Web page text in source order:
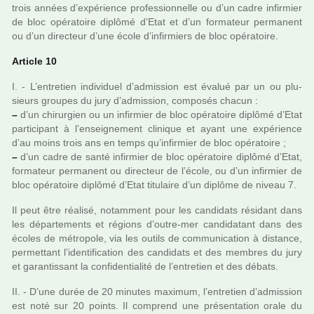
trois années d’expé­rience pro­fes­sion­nelle ou d’un cadre infir­mier
de bloc opé­ra­toire diplômé d’Etat et d’un for­ma­teur per­ma­nent
ou d’un direc­teur d’une école d’infir­miers de bloc opé­ra­toire.
Article 10
I. - L’entre­tien indi­vi­duel d’admis­sion est évalué par un ou plu­
sieurs grou­pes du jury d’admis­sion, com­po­sés chacun :
– d’un chi­rur­gien ou un infir­mier de bloc opé­ra­toire diplômé d’Etat
par­ti­ci­pant à l’ensei­gne­ment cli­ni­que et ayant une expé­rience
d’au moins trois ans en temps qu’infir­mier de bloc opé­ra­toire ;
– d’un cadre de santé infir­mier de bloc opé­ra­toire diplômé d’Etat,
for­ma­teur per­ma­nent ou direc­teur de l’école, ou d’un infir­mier de
bloc opé­ra­toire diplômé d’Etat titu­laire d’un diplôme de niveau 7.
Il peut être réa­lisé, notam­ment pour les can­di­dats rési­dant dans
les dépar­te­ments et régions d’outre-mer can­di­da­tant dans des
écoles de métro­pole, via les outils de com­mu­ni­ca­tion à dis­tance,
per­met­tant l’iden­ti­fi­ca­tion des can­di­dats et des mem­bres du jury
et garan­tis­sant la confi­den­tia­lité de l’entre­tien et des débats.
II. - D’une durée de 20 minu­tes maxi­mum, l’entre­tien d’admis­sion
est noté sur 20 points. Il com­prend une pré­sen­ta­tion orale du